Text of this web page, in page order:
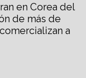
en Corea del
de más de
a